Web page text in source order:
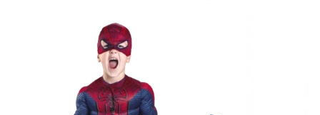
VANATOARE, DRUMETII & CAMPING
Briceaguri fluture & antrenament
Sabii & Macete